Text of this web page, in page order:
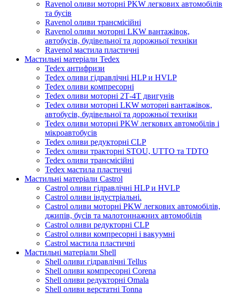
Ravenol оливи моторні PKW легкових автомобілів
та бусів
Ravenol оливи трансмісійні
Ravenol оливи моторні LKW вантажівок,
автобусів, будівельної та дорожньої техніки
Ravenol мастила пластичні
Мастильні матеріали Tedex
Tedex антифризи
Tedex оливи гідравлічні HLP и HVLP
Tedex оливи компресорні
Tedex оливи моторні 2Т-4Т двигунів
Tedex оливи моторні LKW моторні вантажівок,
автобусів, будівельної та дорожньої техніки
Tedex оливи моторні PKW легкових автомобілів і
мікроавтобусів
Tedex оливи редукторні CLP
Tedex оливи тракторні STOU, UTTO та TDTO
Tedex оливи трансмісійні
Tedex мастила пластичні
Мастильні матеріали Castrol
Castrol оливи гідравлічні HLP и HVLP
Castrol оливи індустріальні.
Castrol оливи моторні PKW легкових автомобілів,
джипів, бусів та малотоннажних автомобілів
Castrol оливи редукторні CLP
Castrol оливи компресорні і вакуумні
Castrol мастила пластичні
Мастильні матеріали Shell
Shell оливи гідравлічні Tellus
Shell оливи компресорні Corena
Shell оливи редукторні Omala
Shell оливи верстатні Tonna